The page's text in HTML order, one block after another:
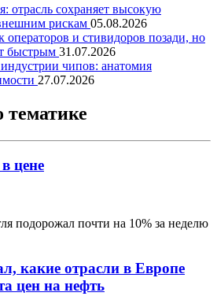
отрасль сохраняет высокую
рискам 05.08.2026
операторов и стивидоров позади, но
быстрым 31.07.2026
чипов: анатомия
27.07.2026
цене
подорожал почти на 10% за неделю
какие отрасли в Европе
цен на нефть